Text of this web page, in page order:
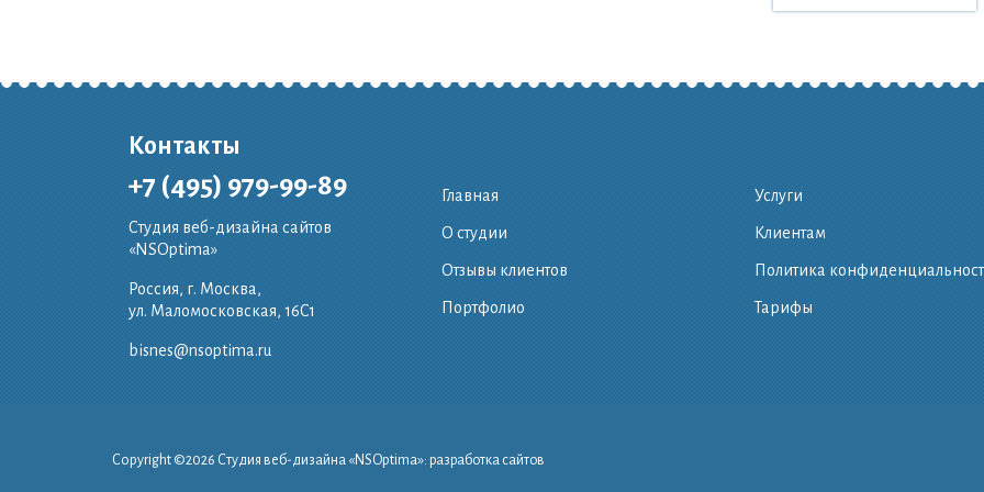
Контакты
+7 (495) 979-99-89
Студия веб-дизайна сайтов
«NSOptima»
Россия, г. Москва,
ул. Маломосковская, 16C1
bisnes@nsoptima.ru
Главная
О студии
Отзывы клиентов
Портфолио
Услуги
Клиентам
Политика
Тарифы
Copyright ©2026 Студия веб-дизайна «NSOptima»: разработка сайтов